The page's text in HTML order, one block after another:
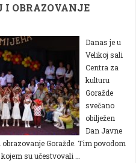
I OBRAZOVANJE
Danas je u
Velikoj sali
Centra za
kulturu
Goražde
svečano
obilježen
Dan Javne
Goražde. Tim povodom
su učestvovali …